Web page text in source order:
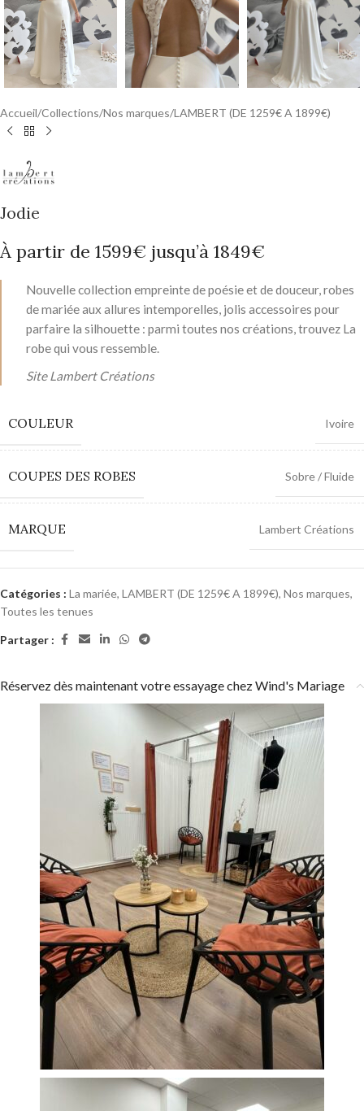
Accueil/Collections/Nos marques/LAMBERT (DE 1259€ A 1899€)
Jodie
À partir de 1599€ jusqu’à 1849€
Nouvelle collection empreinte de poésie et de douceur, robes
de mariée aux allures intemporelles, jolis accessoires pour
parfaire la silhouette : parmi toutes nos créations, trouvez La
robe qui vous ressemble.
Site Lambert Créations
COULEUR Ivoire
COUPES DES ROBES Sobre / Fluide
MARQUE Lambert Créations
Catégories : La mariée, LAMBERT (DE 1259€ A 1899€), Nos marques,
Toutes les tenues
Partager :
Réservez dès maintenant votre essayage chez Wind's Mariage